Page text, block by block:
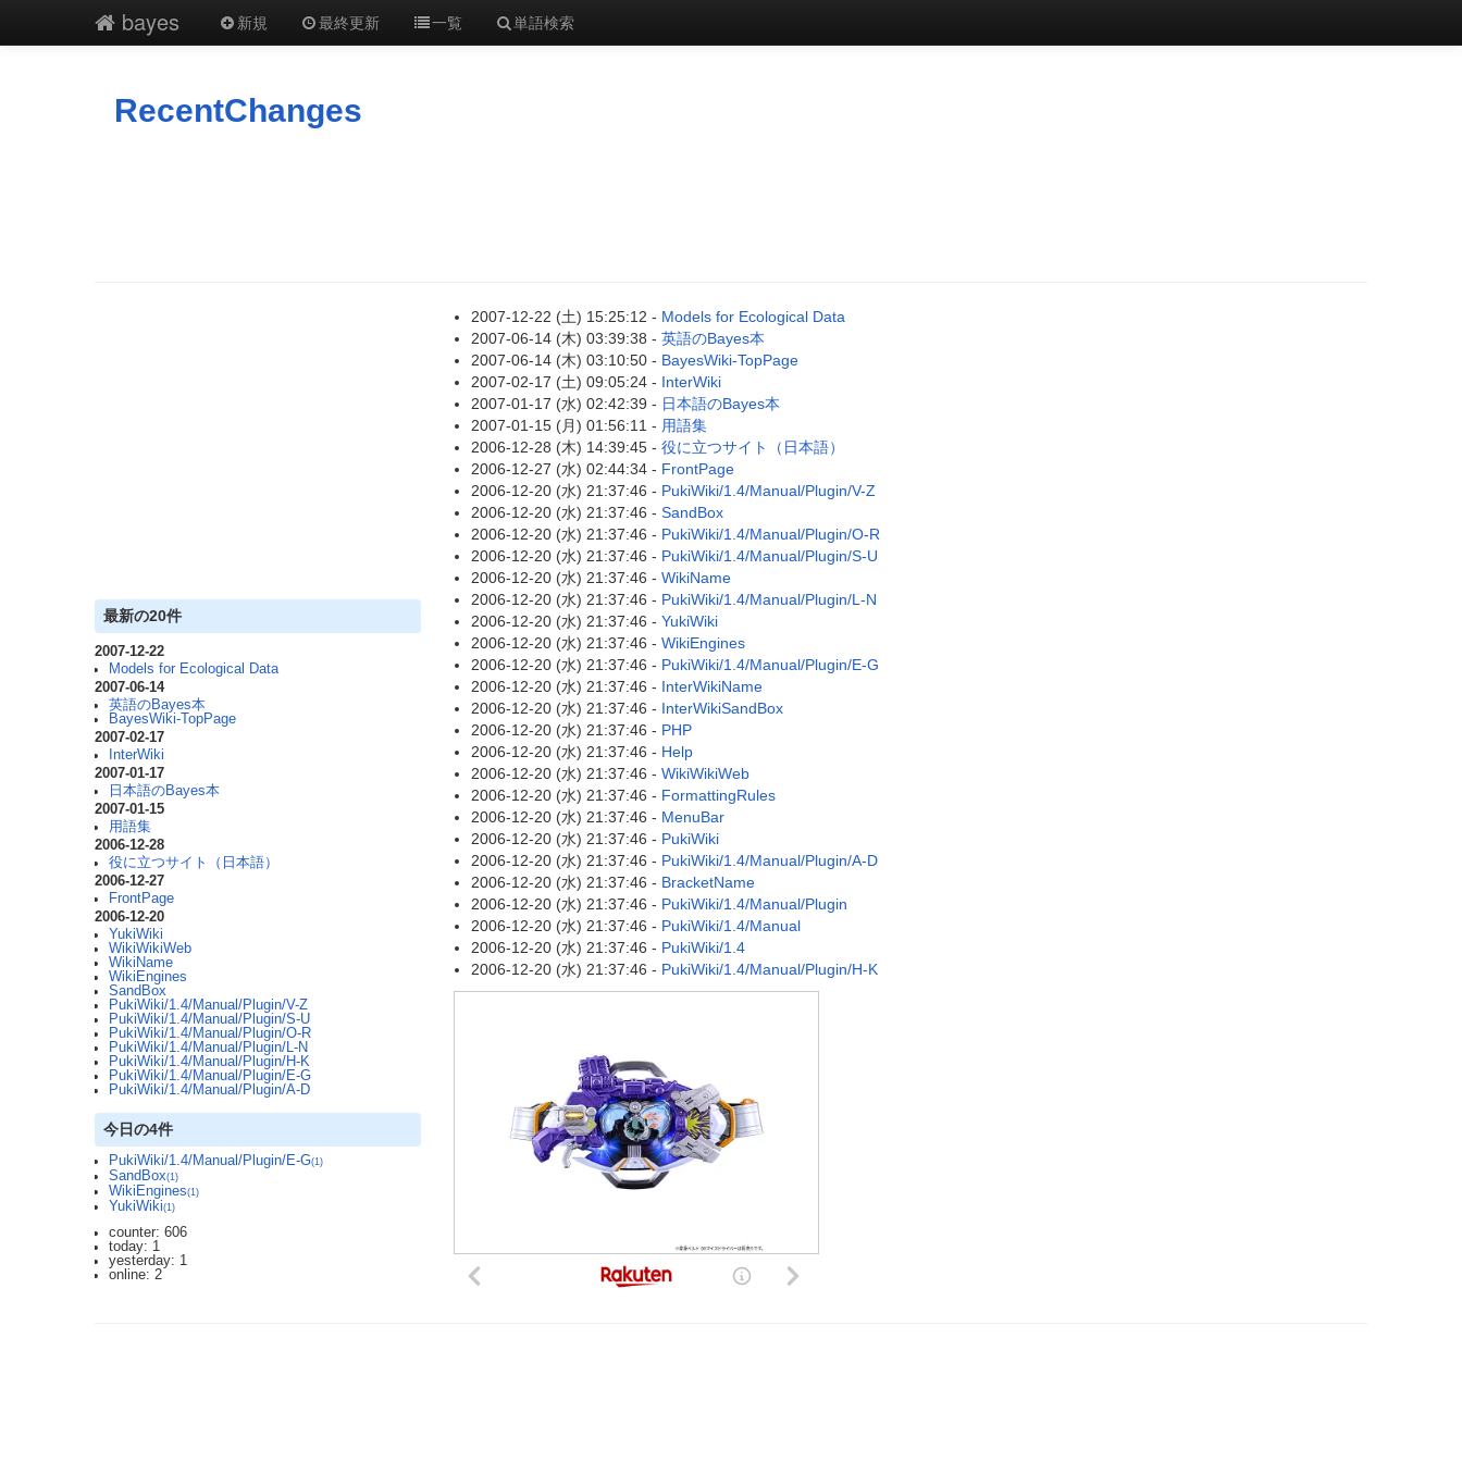
bayes 新規 最終更新 一覧 単語検索
RecentChanges
最新の20件
2007-12-22
Models for Ecological Data
2007-06-14
英語のBayes本
BayesWiki-TopPage
2007-02-17
InterWiki
2007-01-17
日本語のBayes本
2007-01-15
用語集
2006-12-28
役に立つサイト（日本語）
2006-12-27
FrontPage
2006-12-20
YukiWiki
WikiWikiWeb
WikiName
WikiEngines
SandBox
PukiWiki/1.4/Manual/Plugin/V-Z
PukiWiki/1.4/Manual/Plugin/S-U
PukiWiki/1.4/Manual/Plugin/O-R
PukiWiki/1.4/Manual/Plugin/L-N
PukiWiki/1.4/Manual/Plugin/H-K
PukiWiki/1.4/Manual/Plugin/E-G
PukiWiki/1.4/Manual/Plugin/A-D
今日の4件
PukiWiki/1.4/Manual/Plugin/E-G(1)
SandBox(1)
WikiEngines(1)
YukiWiki(1)
counter: 606
today: 1
yesterday: 1
online: 2
2007-12-22 (土) 15:25:12 - Models for Ecological Data
2007-06-14 (木) 03:39:38 - 英語のBayes本
2007-06-14 (木) 03:10:50 - BayesWiki-TopPage
2007-02-17 (土) 09:05:24 - InterWiki
2007-01-17 (水) 02:42:39 - 日本語のBayes本
2007-01-15 (月) 01:56:11 - 用語集
2006-12-28 (木) 14:39:45 - 役に立つサイト（日本語）
2006-12-27 (水) 02:44:34 - FrontPage
2006-12-20 (水) 21:37:46 - PukiWiki/1.4/Manual/Plugin/V-Z
2006-12-20 (水) 21:37:46 - SandBox
2006-12-20 (水) 21:37:46 - PukiWiki/1.4/Manual/Plugin/O-R
2006-12-20 (水) 21:37:46 - PukiWiki/1.4/Manual/Plugin/S-U
2006-12-20 (水) 21:37:46 - WikiName
2006-12-20 (水) 21:37:46 - PukiWiki/1.4/Manual/Plugin/L-N
2006-12-20 (水) 21:37:46 - YukiWiki
2006-12-20 (水) 21:37:46 - WikiEngines
2006-12-20 (水) 21:37:46 - PukiWiki/1.4/Manual/Plugin/E-G
2006-12-20 (水) 21:37:46 - InterWikiName
2006-12-20 (水) 21:37:46 - InterWikiSandBox
2006-12-20 (水) 21:37:46 - PHP
2006-12-20 (水) 21:37:46 - Help
2006-12-20 (水) 21:37:46 - WikiWikiWeb
2006-12-20 (水) 21:37:46 - FormattingRules
2006-12-20 (水) 21:37:46 - MenuBar
2006-12-20 (水) 21:37:46 - PukiWiki
2006-12-20 (水) 21:37:46 - PukiWiki/1.4/Manual/Plugin/A-D
2006-12-20 (水) 21:37:46 - BracketName
2006-12-20 (水) 21:37:46 - PukiWiki/1.4/Manual/Plugin
2006-12-20 (水) 21:37:46 - PukiWiki/1.4/Manual
2006-12-20 (水) 21:37:46 - PukiWiki/1.4
2006-12-20 (水) 21:37:46 - PukiWiki/1.4/Manual/Plugin/H-K